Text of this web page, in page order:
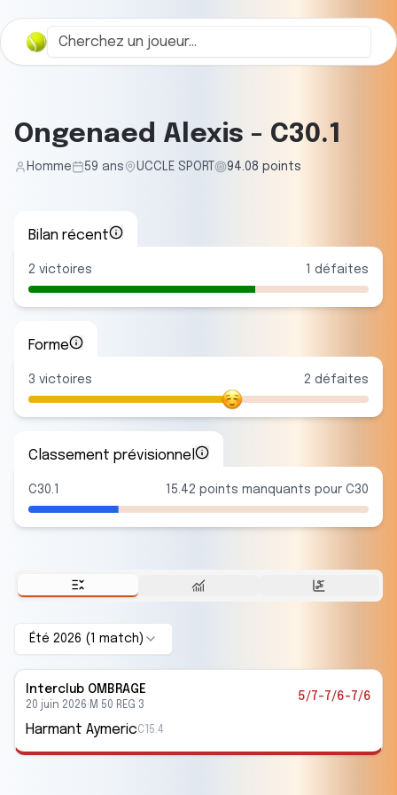
Ongenaed Alexis - C30.1
Homme 59 ans UCCLE SPORT 94.08 points
Bilan récent
2 victoires défaites
Forme
3 victoires 2 défaites
Classement prévisionnel
C30.1 15.42 points manquants pour C30
Été 2026 ( match )
Interclub OMBRAGE
20 juin 2026· M 50 REG 3
5/7-7/6-7/6
Harmant AymericC15.4